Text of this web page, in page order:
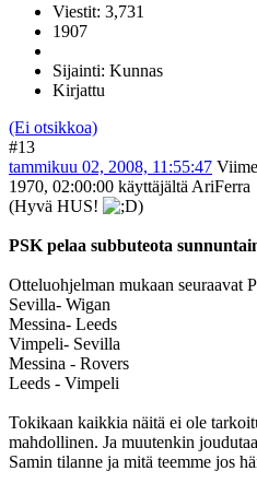
Viestit: 3,731
1907
Sijainti: Kunnas
Kirjattu
(Ei otsikkoa)
#13
tammikuu 02, 2008, 11:55:47
1970, 02:00:00 käyttäjältä AriFerra
(Hyvä HUS!
)
PSK pelaa subbuteota
Otteluohjelman mukaan seuraavat
Sevilla- Wigan
Messina- Leeds
Vimpeli- Sevilla
Messina - Rovers
Leeds - Vimpeli
Tokikaan kaikkia näitä ei ole
mahdollinen. Ja muutenkin
Samin tilanne ja mitä teemme jos